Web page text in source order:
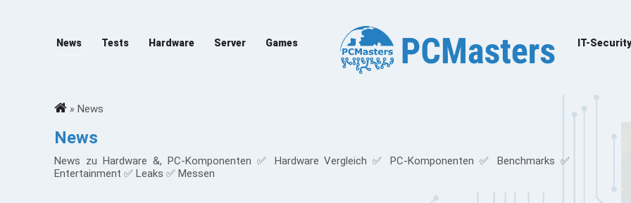
News Tests Hardware Server Games IT-Security
» News
News
News zu Hardware &, PC-Komponenten ✅ Hardware Vergleich ✅ PC-Komponenten ✅ Benchmarks ✅
Entertainment ✅ Leaks ✅ Messen